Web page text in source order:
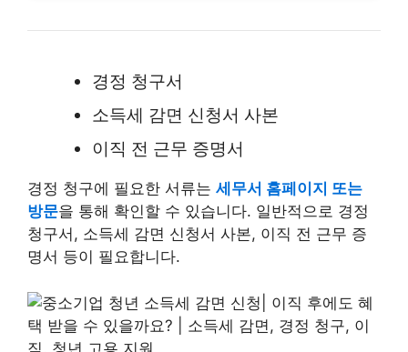
경정 청구서
소득세 감면 신청서 사본
이직 전 근무 증명서
경정 청구에 필요한 서류는 세무서 홈페이지 또는
방문을 통해 확인할 수 있습니다. 일반적으로 경정
청구서, 소득세 감면 신청서 사본, 이직 전 근무 증
명서 등이 필요합니다.